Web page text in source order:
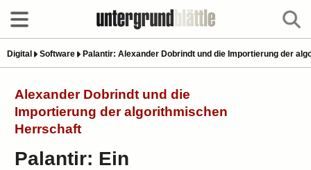
Digital Software Palantir: Alexander Dobrindt und die Importierung der
Alexander Dobrindt und die
Importierung der algorithmischen
Herrschaft
Palantir: Ein